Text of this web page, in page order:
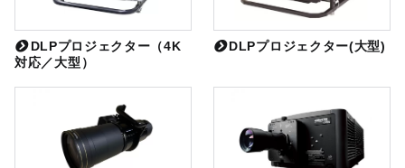
DLPプロジェクター（4K
対応／大型）
DLPプロジェクター(大型)